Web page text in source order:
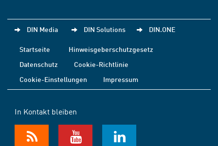
DIN Media DIN Solutions DIN.ONE
Startseite
Hinweisgeberschutzgesetz
Datenschutz
Cookie-Richtlinie
Cookie-Einstellungen
Impressum
In Kontakt bleiben